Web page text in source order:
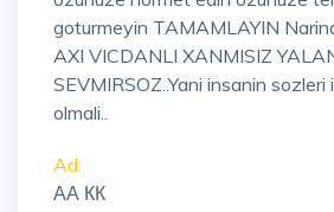
goturmeyin TAMAMLAYIN
AXI VICDANLI XANMISIZ
SEVMIRSOZ..Yani insanin sozleri
olmali..
Ad:
АА КК